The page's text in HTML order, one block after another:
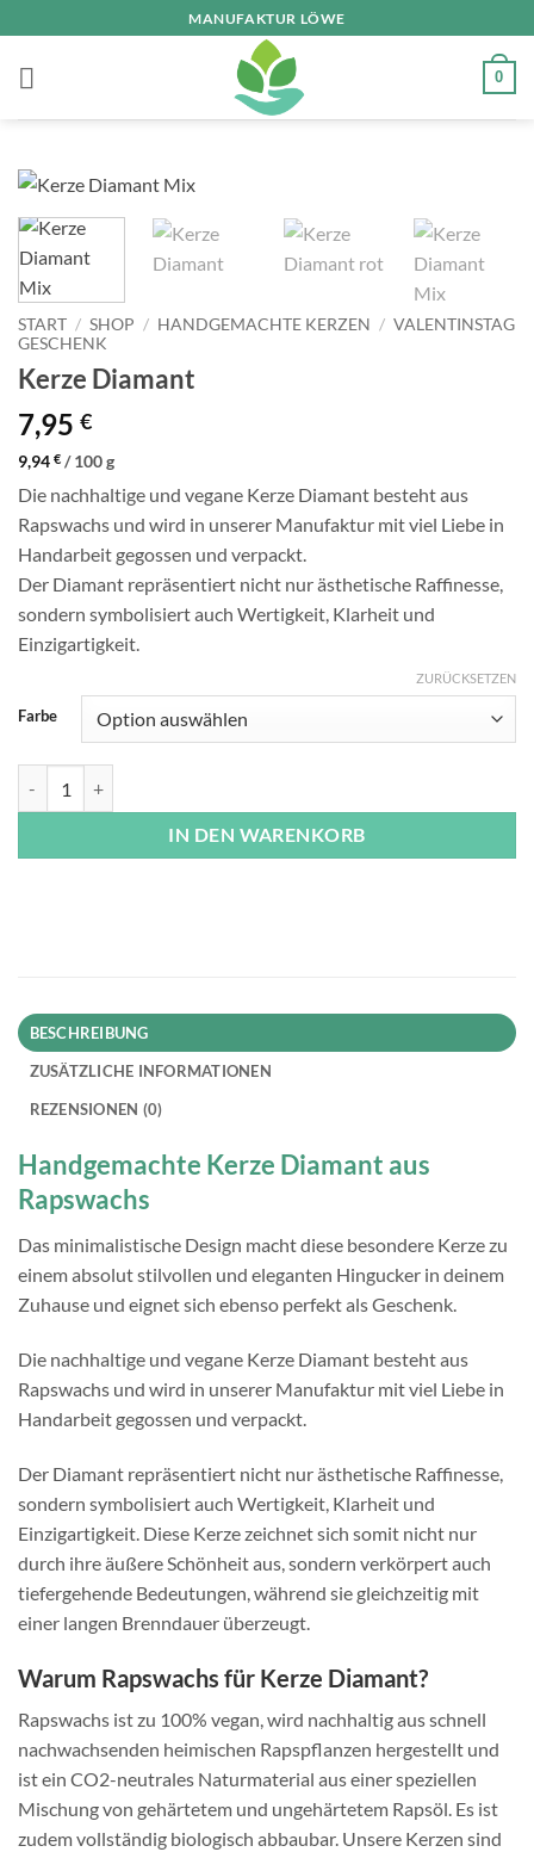
Inhalt
springen
MANUFAKTUR LÖWE
0
START / SHOP / HANDGEMACHTE KERZEN / VALENTINSTAG
GESCHENK
Kerze Diamant
7,95 €
9,94 € /100g
Die nachhaltige und vegane Kerze Diamant besteht aus
Rapswachs und wird in unserer Manufaktur mit viel Liebe in
Handarbeit gegossen und verpackt.
Der Diamant repräsentiert nicht nur ästhetische Raffinesse,
sondern symbolisiert auch Wertigkeit, Klarheit und
Einzigartigkeit.
Farbe
ZURÜCKSETZEN
IN DEN WARENKORB
BESCHREIBUNG
ZUSÄTZLICHE INFORMATIONEN
REZENSIONEN (0)
Handgemachte Kerze Diamant aus
Rapswachs
Das minimalistische Design macht diese besondere Kerze zu
einem absolut stilvollen und eleganten Hingucker in deinem
Zuhause und eignet sich ebenso perfekt als Geschenk.
Die nachhaltige und vegane Kerze Diamant besteht aus
Rapswachs und wird in unserer Manufaktur mit viel Liebe in
Handarbeit gegossen und verpackt.
Der Diamant repräsentiert nicht nur ästhetische Raffinesse,
sondern symbolisiert auch Wertigkeit, Klarheit und
Einzigartigkeit. Diese Kerze zeichnet sich somit nicht nur
durch ihre äußere Schönheit aus, sondern verkörpert auch
tiefergehende Bedeutungen, während sie gleichzeitig mit
einer langen Brenndauer überzeugt.
Warum Rapswachs für Kerze Diamant?
Rapswachs ist zu 100% vegan, wird nachhaltig aus schnell
nachwachsenden heimischen Rapspflanzen hergestellt und
ist ein CO2-neutrales Naturmaterial aus einer speziellen
Mischung von gehärtetem und ungehärtetem Rapsöl. Es ist
zudem vollständig biologisch abbaubar. Unsere Kerzen sind